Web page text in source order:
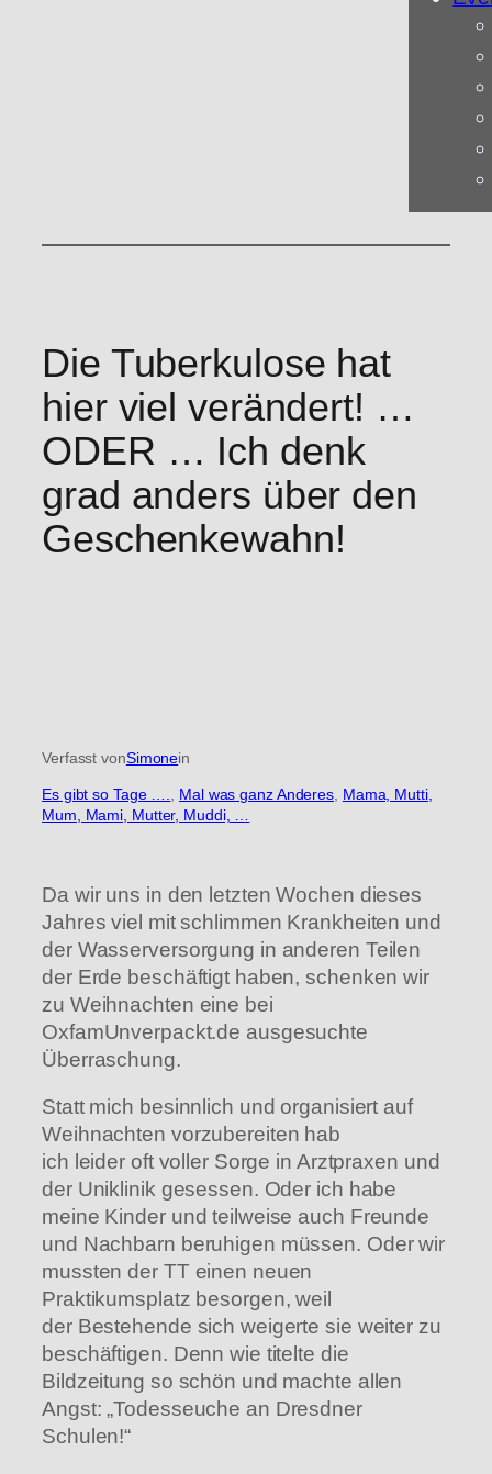
Die Tuberkulose hat
hier viel verändert! …
ODER … Ich denk
grad anders über den
Geschenkewahn!
Verfasst vonSimonein
Es gibt so Tage …. Mal was ganz Anderes Mama, Mutti,
Mum, Mami, Mutter, Muddi, …
Da wir uns in den letzten Wochen dieses
Jahres viel mit schlimmen Krankheiten und
der Wasserversorgung in anderen Teilen
der Erde beschäftigt haben, schenken wir
zu Weihnachten eine bei
OxfamUnverpackt.de ausgesuchte
Überraschung.
Statt mich besinnlich und organisiert auf
Weihnachten vorzubereiten hab
ich leider oft voller Sorge in Arztpraxen und
der Uniklinik gesessen. Oder ich habe
meine Kinder und teilweise auch Freunde
und Nachbarn beruhigen müssen. Oder wir
mussten der TT einen neuen
Praktikumsplatz besorgen, weil
der Bestehende sich weigerte sie weiter zu
beschäftigen. Denn wie titelte die
Bildzeitung so schön und machte allen
Angst: „Todesseuche an Dresdner
Schulen!“